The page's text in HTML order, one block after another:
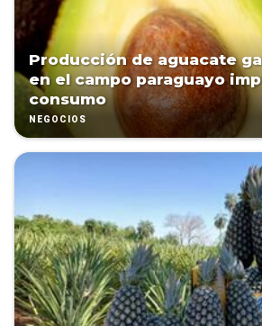
Producción de aguacate
en el campo paraguayo
consumo
NEGOCIOS